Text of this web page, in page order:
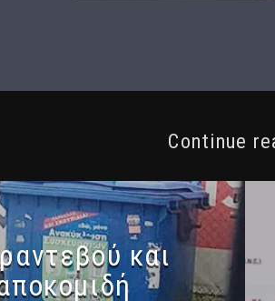
Continue
και